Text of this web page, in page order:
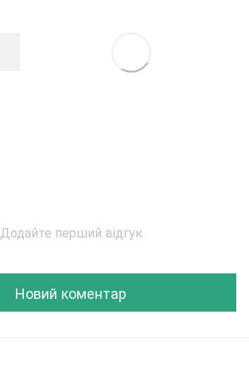
Додайте перший відгук
Новий коментар